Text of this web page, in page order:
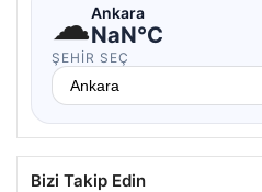
☁Ankara
NaN°C
ŞEHIR SEÇ
Bizi Takip Edin